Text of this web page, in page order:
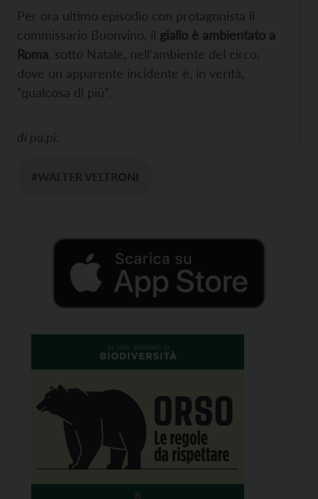
Per ora ultimo episodio con protagonista il
commissario Buonvino, il giallo è ambientato a
Roma , sotto Natale, nell’ambiente del circo,
dove un apparente incidente è, in verità,
“qualcosa di più”.
di pa.pi.
#WALTER VELTRONI